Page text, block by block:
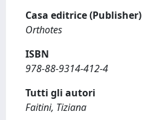
Casa editrice (Publisher)
Orthotes
ISBN
978-88-9314-412-4
Tutti gli autori
Faitini, Tiziana